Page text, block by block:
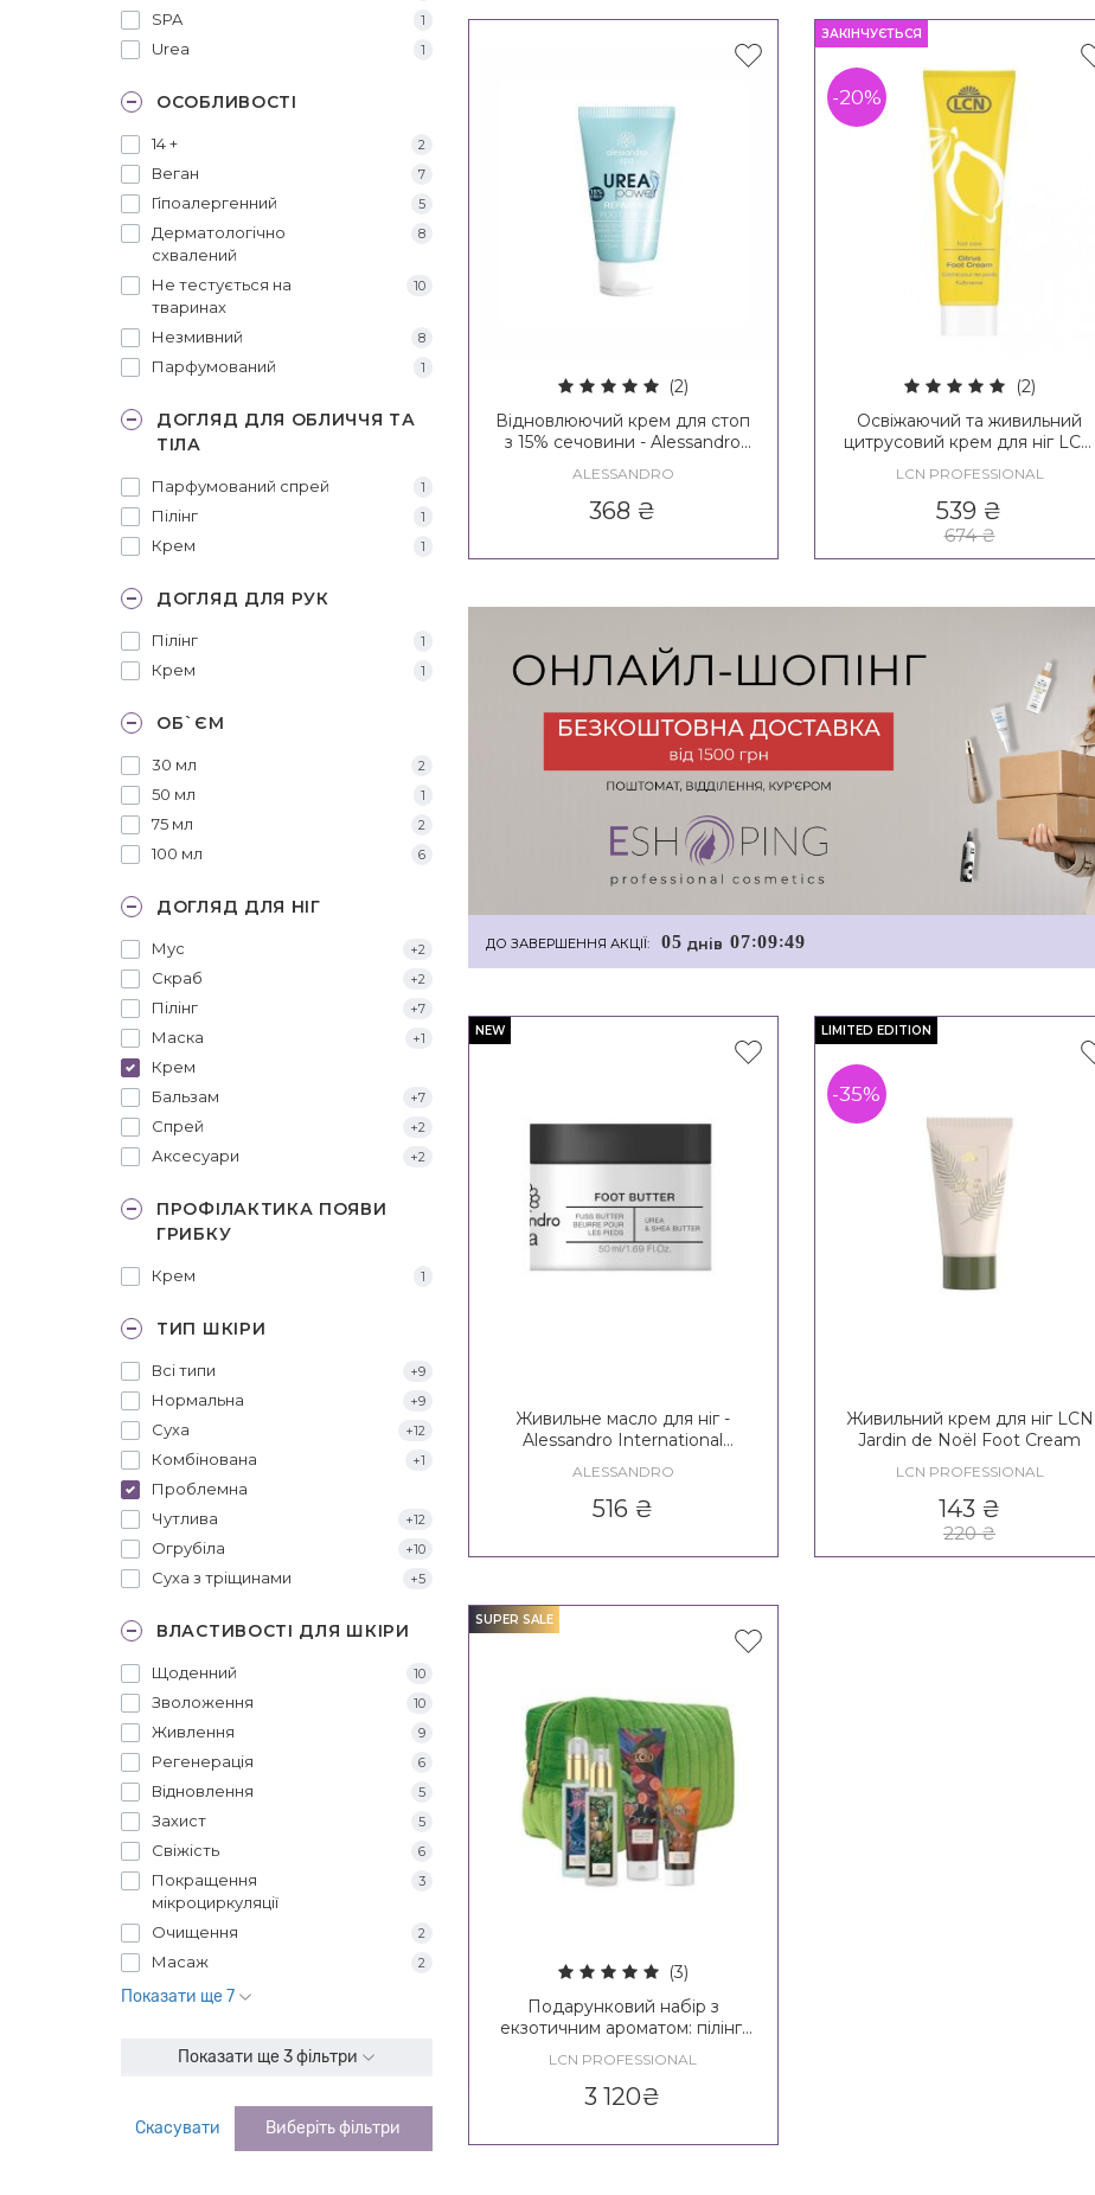
SPA 1
Urea 1
ОСОБЛИВОСТІ
14 + 2
Веган 7
Гіпоалергенний 5
Дерматологічно
схвалений
8
Не тестується на
тваринах
10
Незмивний 8
Парфумований 1
ДОГЛЯД ДЛЯ ОБЛИЧЧЯ ТА
ТІЛА
Парфумований спрей 1
Пілінг 1
Крем 1
ДОГЛЯД ДЛЯ РУК
Пілінг 1
Крем 1
ОБ`ЄМ
30 мл 2
50 мл 1
75 мл 2
100 мл 6
ДОГЛЯД ДЛЯ НІГ
Мус +2
Скраб +2
Пілінг +7
Маска +1
Крем
Бальзам
+7
Спрей +2
Аксесуари +2
ПРОФІЛАКТИКА ПОЯВИ
ГРИБКУ
Крем 1
ТИП ШКІРИ
Всі типи +9
Нормальна +9
Суха +12
Комбінована +1
Проблемна
Чутлива
+12
Огрубіла +10
Суха з тріщинами +5
ВЛАСТИВОСТІ ДЛЯ ШКІРИ
Щоденний 10
Зволоження 10
Живлення 9
Регенерація 6
Відновлення 5
Захист 5
Свіжість 6
Покращення
мікроциркуляції
3
Очищення 2
Масаж 2
Показати ще 7
Показати ще 3 фільтри
Скасувати Виберіть фільтри
(2)
Відновлюючий крем для стоп
з 15% сечовини - Alessandro
Cream 15% Urea
ALESSANDRO
368 ₴
ЗАКІНЧУЄТЬСЯ
-20%
(2)
Освіжаючий та живильний
цитрусовий крем для ніг LCN
LCN PROFESSIONAL
539 ₴
674₴
ДО ЗАВЕРШЕННЯ АКЦІЇ: 05 днiв 07:09:48
NEW
Живильне масло для ніг -
Alessandro International
ALESSANDRO
516 ₴
LIMITED EDITION
-35%
Живильний крем для ніг LCN
Jardin de Noël Foot Cream
LCN PROFESSIONAL
143 ₴
220₴
SUPER SALE
(3)
Подарунковий набір з
екзотичним ароматом: пілінг,
тіла, олія для рук та нігтів LCN
Bora Bora Set
LCN PROFESSIONAL
3 120₴